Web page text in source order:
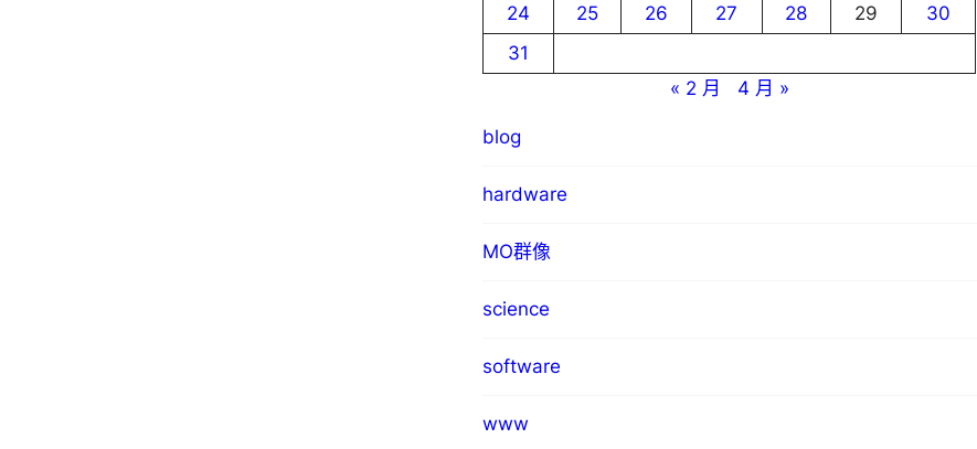
24
25 26 27 28 29
30
31
« 2 月
4 月 »
blog
hardware
MO群像
science
software
www